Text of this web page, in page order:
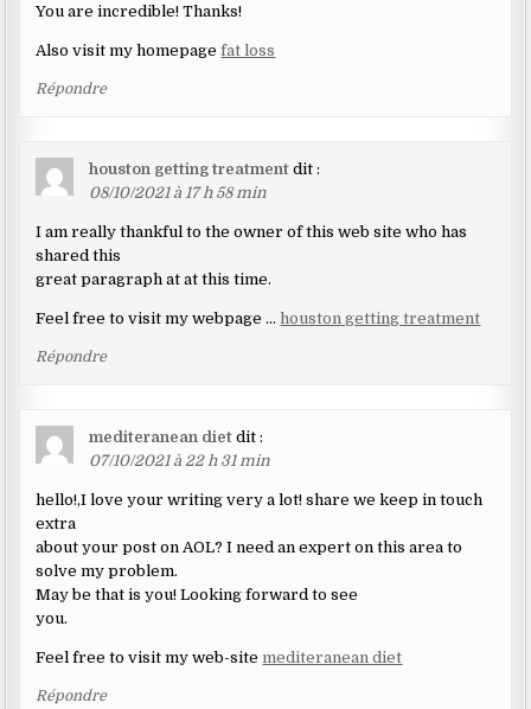
You are incredible! Thanks!
Also visit my homepagefat loss
Répondre
houston getting treatment dit :
08/10/2021 à 17 h 58 min
I am really thankful to the owner of this web site who has
shared this
great paragraph at at this time.
Feel free to visit my webpage … houston getting treatment
Répondre
mediteranean diet dit :
07/10/2021 à 22 h 31 min
hello!,I love your writing very a lot! share we keep in touch
extra
about your post on AOL? I need an expert on this area to
solve my problem.
May be that is you! Looking forward to see
you.
Feel free to visit my web-site mediteranean diet
Répondre